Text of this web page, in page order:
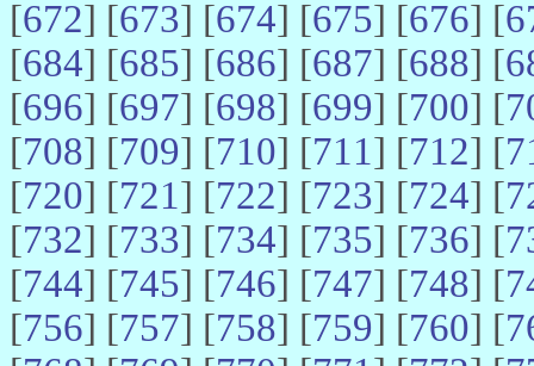
[672] [673] [674] [675] [676] [
[684] [685] [686] [687] [688] [
[696] [697] [698] [699] [700] [
[708] [709] [710] [711] [712] [
[720] [721] [722] [723] [724] [
[732] [733] [734] [735] [736] [
[744] [745] [746] [747] [748] [
[756] [757] [758] [759] [760] [